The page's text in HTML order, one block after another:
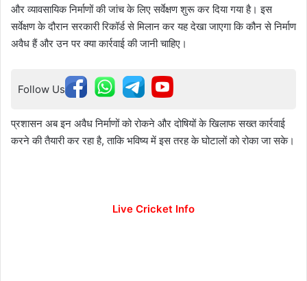
और व्यावसायिक निर्माणों की जांच के लिए सर्वेक्षण शुरू कर दिया गया है। इस
सर्वेक्षण के दौरान सरकारी रिकॉर्ड से मिलान कर यह देखा जाएगा कि कौन से निर्माण
अवैध हैं और उन पर क्या कार्रवाई की जानी चाहिए।
Follow Us
प्रशासन अब इन अवैध निर्माणों को रोकने और दोषियों के खिलाफ सख्त कार्रवाई
करने की तैयारी कर रहा है, ताकि भविष्य में इस तरह के घोटालों को रोका जा सके।
Live Cricket Info